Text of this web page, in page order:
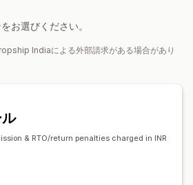
ーテイメント・メディア
用品 スポーツ用品 ペット用品 家具
お選びください。
Indiaによる外部請求がある場合があり
& RTO/return penalties charged in INR